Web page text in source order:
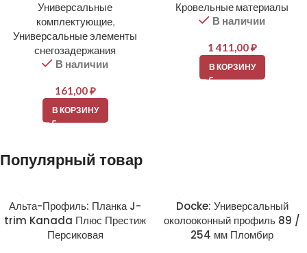
Универсальные
комплектующие,
Универсальные элементы
снегозадержания
В наличии
161,00₽
В КОРЗИНУ
Кровельные материалы
В наличии
1 411,00₽
В КОРЗИНУ
Популярный товар
Альта-Профиль: Планка J-
trim Kanada Плюс Престиж
Персиковая
Docke: Универсальный
околооконный профиль 89 /
254 мм Пломбир